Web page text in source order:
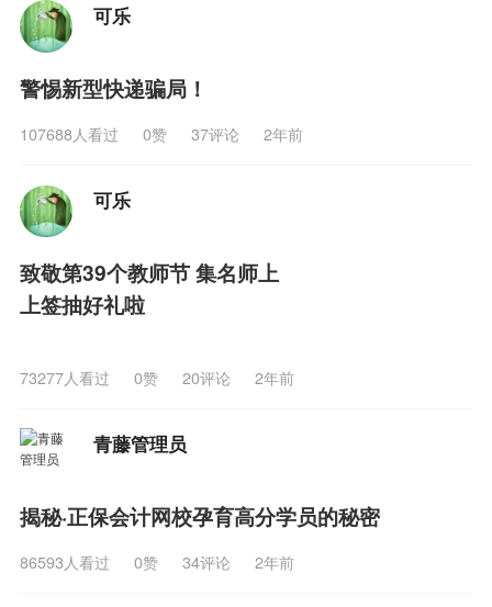
可乐
警惕新型快递骗局！
107688人看过 0赞 37评论 2年前
可乐
致敬第39个教师节 集名师上
上签抽好礼啦
73277人看过 0赞 20评论 2年前
青藤管理员
揭秘·正保会计网校孕育高分学员的秘密
86593人看过 0赞 34评论 2年前